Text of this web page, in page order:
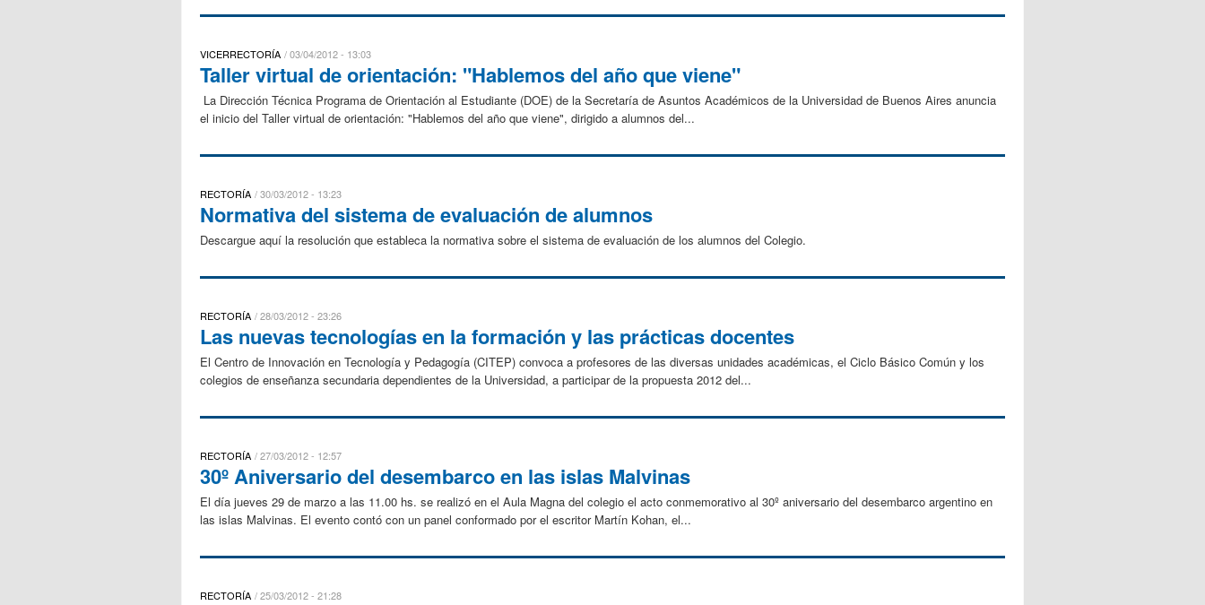
VICERRECTORÍA 03/04/2012 - 13:03
Taller virtual de orientación: "Hablemos del año que viene"
La Dirección Técnica Programa de Orientación al Estudiante (DOE) de la Secretaría de Asuntos Académicos de la Universidad de Buenos Aires anuncia
el inicio del Taller virtual de orientación: "Hablemos del año que viene", dirigido a alumnos del...
RECTORÍA 30/03/2012 - 13:23
Normativa del sistema de evaluación de alumnos
Descargue aquí la resolución que estableca la normativa sobre el sistema de evaluación de los alumnos del Colegio.
RECTORÍA 28/03/2012 - 23:26
Las nuevas tecnologías en la formación y las prácticas docentes
El Centro de Innovación en Tecnología y Pedagogía (CITEP) convoca a profesores de las diversas unidades académicas, el Ciclo Básico Común y los
colegios de enseñanza secundaria dependientes de la Universidad, a participar de la propuesta 2012 del...
RECTORÍA 27/03/2012 - 12:57
30º Aniversario del desembarco en las islas Malvinas
El día jueves 29 de marzo a las 11.00 hs. se realizó en el Aula Magna del colegio el acto conmemorativo al 30º aniversario del desembarco argentino en
las islas Malvinas. El evento contó con un panel conformado por el escritor Martín Kohan, el...
RECTORÍA 25/03/2012 - 21:28